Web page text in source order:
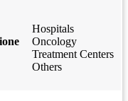
Hospitals
Oncology
Treatment Centers
Others